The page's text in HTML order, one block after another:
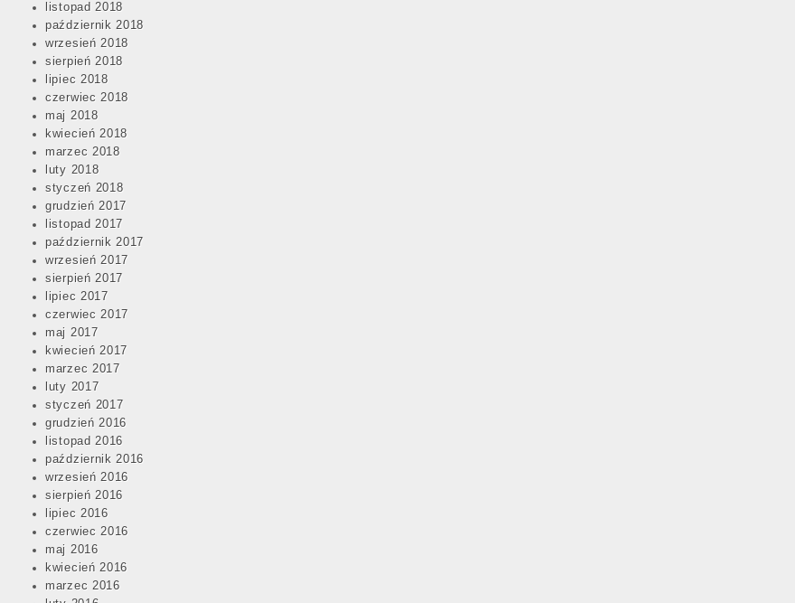
listopad 2018
październik 2018
wrzesień 2018
sierpień 2018
lipiec 2018
czerwiec 2018
maj 2018
kwiecień 2018
marzec 2018
luty 2018
styczeń 2018
grudzień 2017
listopad 2017
październik 2017
wrzesień 2017
sierpień 2017
lipiec 2017
czerwiec 2017
maj 2017
kwiecień 2017
marzec 2017
luty 2017
styczeń 2017
grudzień 2016
listopad 2016
październik 2016
wrzesień 2016
sierpień 2016
lipiec 2016
czerwiec 2016
maj 2016
kwiecień 2016
marzec 2016